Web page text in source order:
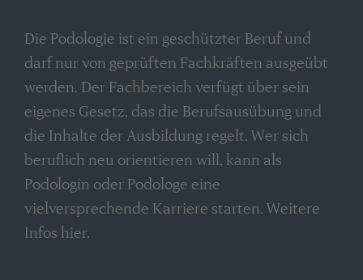
Die Podologie ist ein geschützter Beruf und
darf nur von geprüften Fachkräften ausgeübt
werden. Der Fachbereich verfügt über sein
eigenes Gesetz, das die Berufsausübung und
die Inhalte der Ausbildung regelt. Wer sich
beruflich neu orientieren will, kann als
Podologin oder Podologe eine
vielversprechende Karriere starten. Weitere
Infos hier.